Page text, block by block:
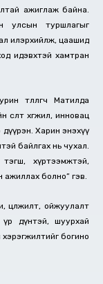
ажиглаж байна.
улсын туршлагыг
илэрхийлж, цаашид
идэвхтэй хамтран
төлөөлөгч Матилда
хөгжил, инновац
дүүрэн. Харин энэхүү
байлгах нь чухал.
хүртээмжтэй,
болно” гэв.
цөлжилт, ойжуулалт
дүнтэй, шуурхай
богино